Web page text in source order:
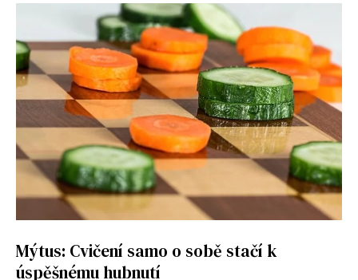
Mýtus: Cvičení samo o sobě stačí k
úspěšnému hubnutí